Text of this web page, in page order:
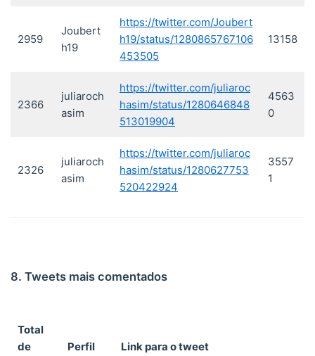
2959
Joubert
h19
https://twitter.com/Joubert
h19/status/1280865767106
453505
13158
2366
juliaroch
asim
https://twitter.com/juliaroc
hasim/status/1280646848
513019904
4563
0
2326
juliaroch
asim
https://twitter.com/juliaroc
hasim/status/1280627753
520422924
3557
1
8. Tweets mais comentados
Total
de
Perfil Link para o tweet